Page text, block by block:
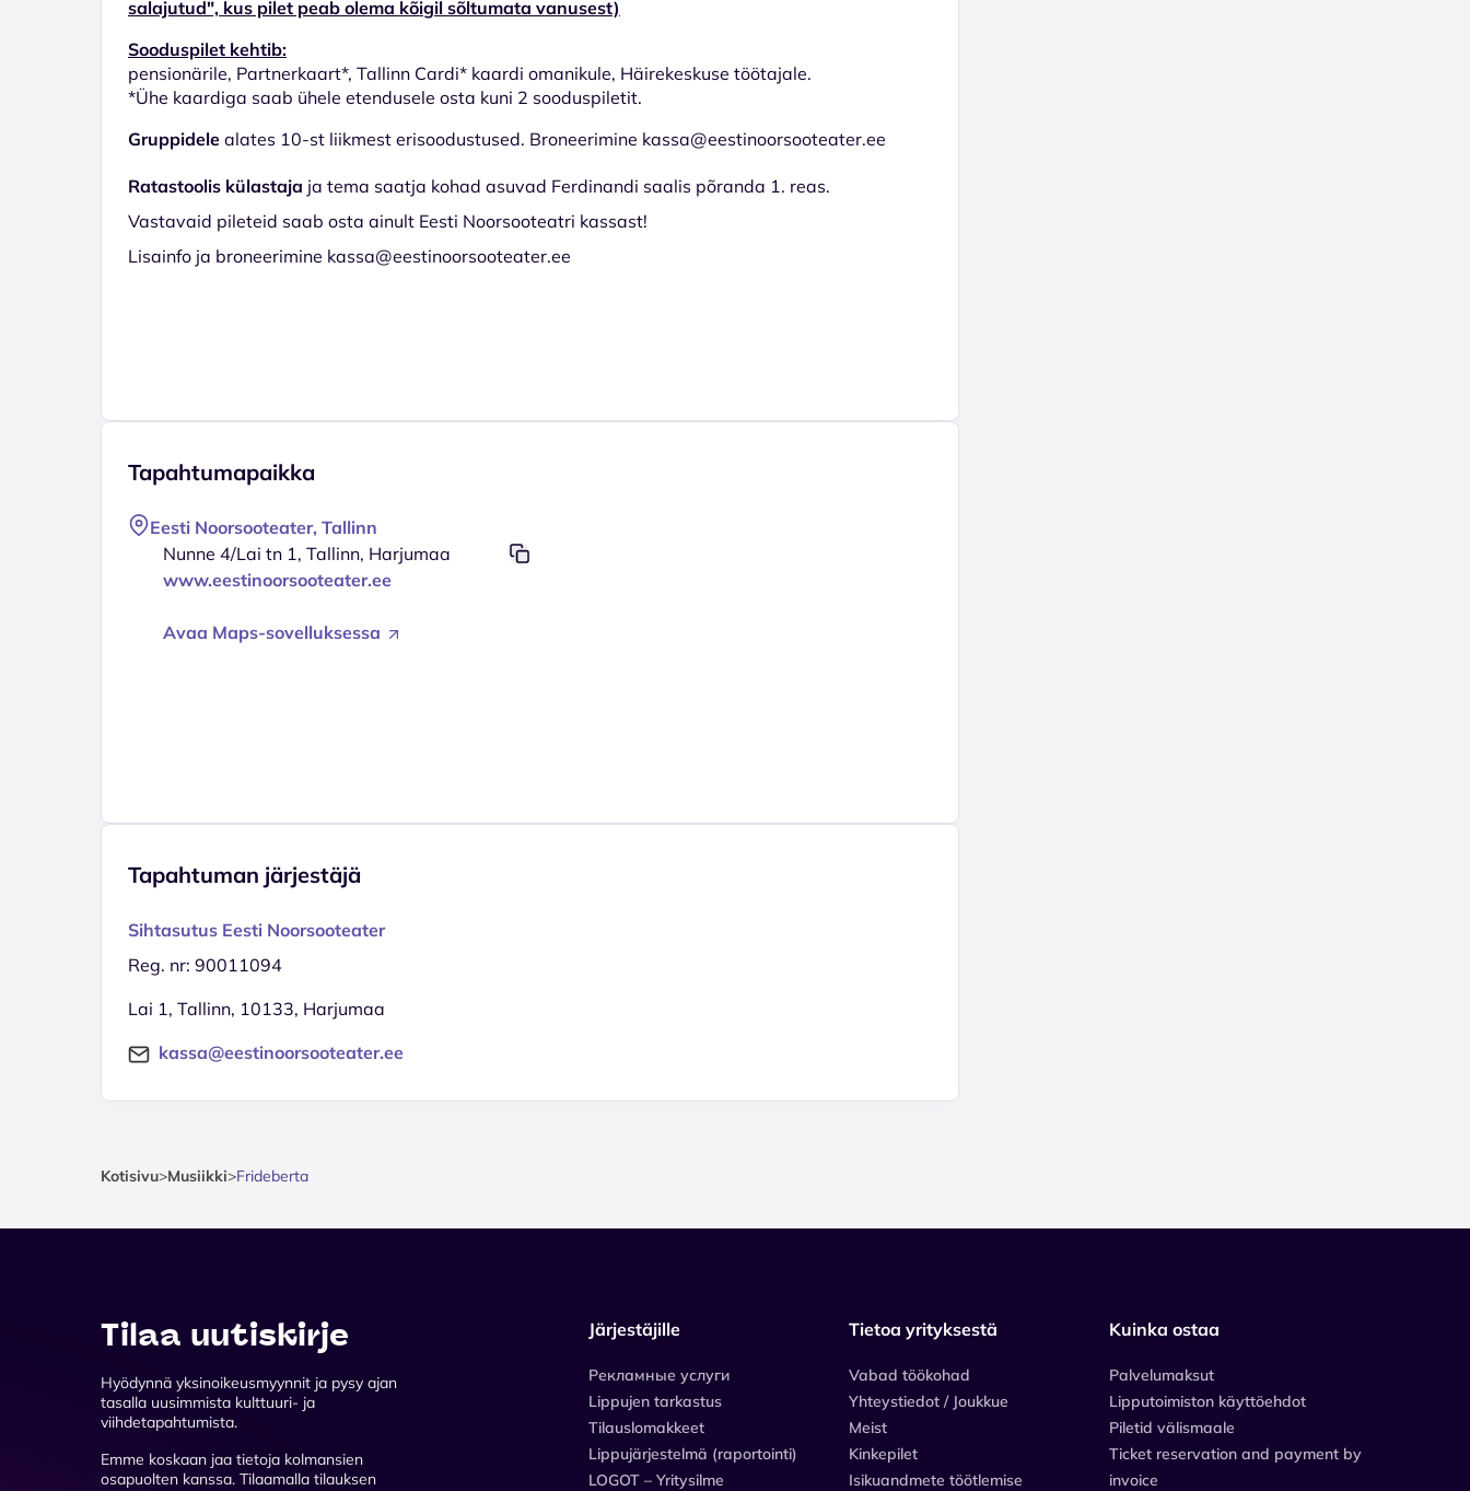
salajutud", kus pilet peab olema kõigil sõltumata vanusest)
Sooduspilet kehtib:
pensionärile, Partnerkaart*, Tallinn Cardi* kaardi omanikule, Häirekeskuse töötajale.
*Ühe kaardiga saab ühele etendusele osta kuni 2 sooduspiletit.
Gruppidele alates 10-st liikmest erisoodustused. Broneerimine kassa@eestinoorsooteater.ee
Ratastoolis külastaja ja tema saatja kohad asuvad Ferdinandi saalis põranda 1. reas.
Vastavaid pileteid saab osta ainult Eesti Noorsooteatri kassast!
Lisainfo ja broneerimine kassa@eestinoorsooteater.ee
Tapahtumapaikka
Eesti Noorsooteater, Tallinn
Nunne 4/Lai tn 1, Tallinn, Harjumaa
www.eestinoorsooteater.ee
Avaa Maps-sovelluksessa
Tapahtuman järjestäjä
Sihtasutus Eesti Noorsooteater
Reg. nr: 90011094
Lai 1, Tallinn, 10133, Harjumaa
kassa@eestinoorsooteater.ee
Kotisivu>Musiikki>Frideberta
Tilaa uutiskirje
Hyödynnä yksinoikeusmyynnit ja pysy ajan
tasalla uusimmista kulttuuri- ja
viihdetapahtumista.
Emme koskaan jaa tietoja kolmansien
osapuolten kanssa. Tilaamalla tilauksen
Järjestäjille
Рекламные услуги
Lippujen tarkastus
Tilauslomakkeet
Lippujärjestelmä (raportointi)
LOGOT – Yritysilme
Tietoa yrityksestä
Vabad töökohad
Yhteystiedot / Joukkue
Meist
Kinkepilet
Isikuandmete töötlemise
Kuinka ostaa
Palvelumaksut
Lipputoimiston käyttöehdot
Piletid välismaale
Ticket reservation and payment by
invoice